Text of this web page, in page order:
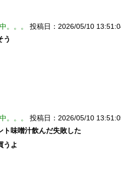
。。。
投稿日：2026/05/10
う
。。。
投稿日：2026/05/10
ト味噌汁飲んだ失敗した
うよ